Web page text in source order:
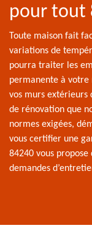
pour tout
Toute maison fait
variations de
pourra traiter les
permanente à votre
vos murs extérieurs
de rénovation que
normes exigées,
vous certifier une
84240 vous
demandes